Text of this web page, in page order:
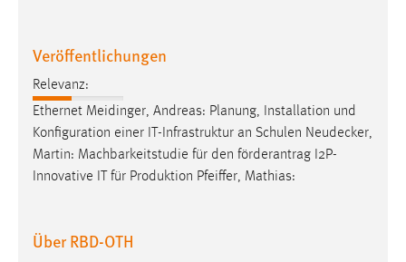
Veröffentlichungen
Relevanz:
Ethernet Meidinger, Andreas: Planung, Installation und
Konfiguration einer IT-Infrastruktur an Schulen Neudecker,
Martin: Machbarkeitstudie für den förderantrag I2P-
Innovative IT für Produktion Pfeiffer, Mathias:
Über RBD-OTH
MibewSessionID, mibew-chat-frame-style-
5e9dbeb1811c0446 = Sitzungslaufzeit, mibew_locale = 3
Jahre, MIBEW_UserID = 1 Jahr
Login
Zweck: